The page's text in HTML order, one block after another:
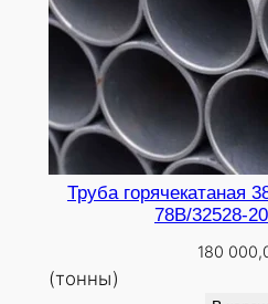
Труба горячекатаная
78В/32528-
180
(тонны)